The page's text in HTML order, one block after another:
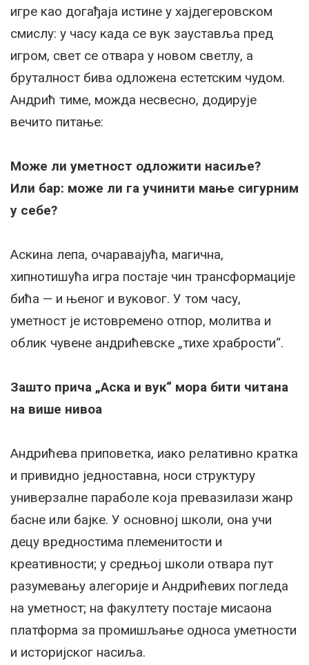
игре као догађаја истине у хајдегеровском
смислу: у часу када се вук зауставља пред
игром, свет се отвара у новом светлу, а
бруталност бива одложена естетским чудом.
Андрић тиме, можда несвесно, додирује
вечито питање:
Може ли уметност одложити насиље?
Или бар: може ли га учинити мање сигурним
у себе?
Аскина лепа, очаравајућа, магична,
хипнотишућа игра постаје чин трансформације
бића — и њеног и вуковог. У том часу,
уметност је истовремено отпор, молитва и
облик чувене андрићевске „тихе храбрости“.
Зашто прича „Аска и вук“ мора бити читана
на више нивоа
Андрићева приповетка, иако релативно кратка
и привидно једноставна, носи структуру
универзалне параболе која превазилази жанр
басне или бајке. У основној школи, она учи
децу вредностима племенитости и
креативности; у средњој школи отвара пут
разумевању алегорије и Андрићевих погледа
на уметност; на факултету постаје мисаона
платформа за промишљање односа уметности
и историјског насиља.